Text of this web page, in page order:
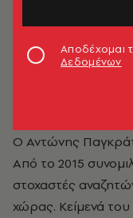
Ο Αντώνης
Από το 2015
στοχαστές
χώρας. Κείμενά του
Αποδέχομαι
Δεδομένων